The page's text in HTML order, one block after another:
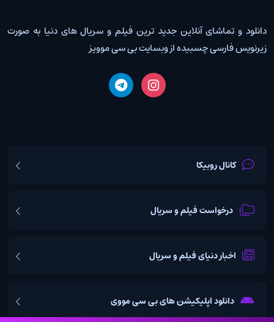
دانلود و تماشای آنلاین جدید ترین فیلم و سریال های دنیا به صورت
زیرنویس فارسی چسبیده از وبسایت بی سی موویز
کانال روبیکا
درخواست فیلم و سریال
اخبار دنیای فیلم و سریال
دانلود اپلیکیشن های بی سی مووی